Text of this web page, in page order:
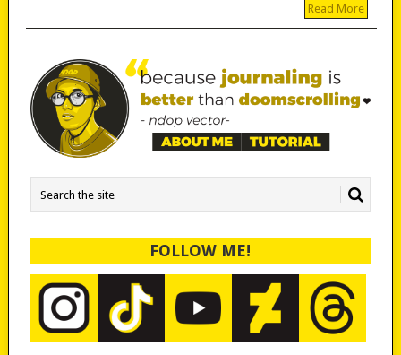
Read More
FOLLOW ME!